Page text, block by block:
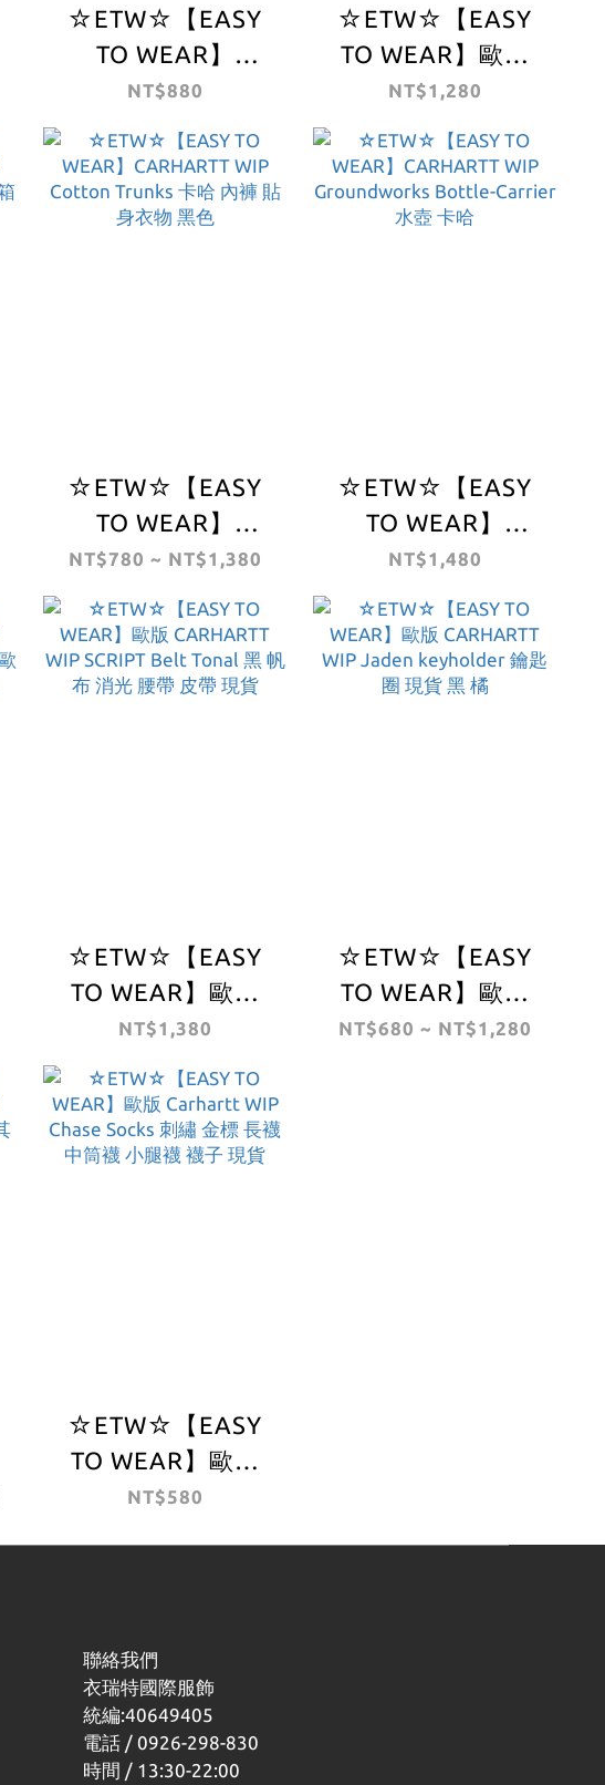
☆ETW☆【EASY
TO WEAR】
CARHARTT WIP
JUDE KEYCHAIN
鑰匙圈 掛繩
NT$880
☆ETW☆【EASY
TO WEAR】歐版
CARHARTT WIP
Corby Neckwarmer
圍巾 脖圍
NT$1,280
☆ETW☆【EASY
TO WEAR】
CARHARTT WIP
Cotton Trunks 卡
哈 內褲 貼身衣物 黑
色
NT$780 ~ NT$1,380
☆ETW☆【EASY
TO WEAR】
CARHARTT WIP
Groundworks
Bottle-Carrier 水壺
卡哈
NT$1,480
☆ETW☆【EASY
TO WEAR】歐版
CARHARTT WIP
SCRIPT Belt Tonal
黑 帆布 消光 腰帶
皮帶 現貨
NT$1,380
☆ETW☆【EASY
TO WEAR】歐版
CARHARTT WIP
NT$680 ~ NT$1,280
☆ETW☆【EASY
TO WEAR】歐版
Carhartt WIP
NT$580
聯絡我們
衣瑞特國際服飾
統編:40649405
電話 / 0926-298-830
時間 / 13:30-22:00